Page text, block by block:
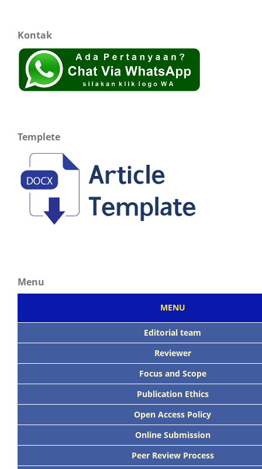
Kontak
Templete
Menu
MENU
Editorial team
Reviewer
Focus and Scope
Publication Ethics
Open Access Policy
Online Submission
Peer Review Process